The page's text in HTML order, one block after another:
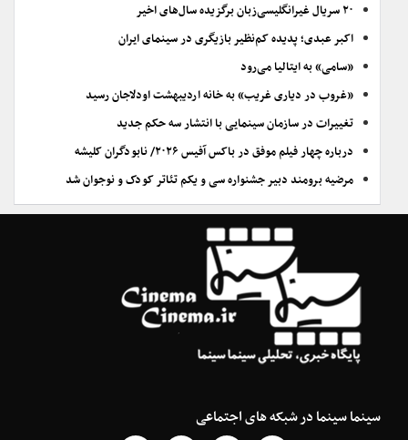
۲۰ سریال غیرانگلیسی‌زبان برگزیده سال‌های اخیر
اکبر عبدی؛ پدیده کم‌نظیر بازیگری در سینمای ایران
«سامی» به ایتالیا می‌رود
«غروب در دیاری غریب» به خانه اردیبهشت اودلاجان رسید
تغییرات در سازمان سینمایی با انتشار سه حکم جدید
درباره چهار فیلم موفق در باکس آفیس ۲۰۲۶/ نابودگران کلیشه
مرضیه برومند دبیر جشنواره سی و یکم تئاتر کودک و نوجوان شد
سینما سینما در شبکه های اجتماعی